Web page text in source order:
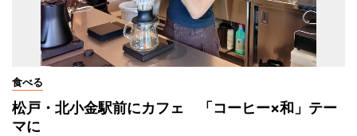
食べる
松戸・北小金駅前にカフェ 「コーヒー×和」テー
マに